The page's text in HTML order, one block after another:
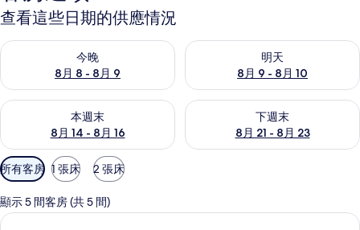
查看這些日期的供應情況
今晚
8月 8 - 8月 9
查看今晚 (8月 8 - 8月 9) 的供應情況
明天
8月 9 - 8月 10
查看明天 (8月 9 - 8月 10) 的供
本週末
8月 14 - 8月 16
查看本週末 (8月 14 - 8月 16) 的供應情況
下週末
8月 21 - 8月 23
查看下週末 (8月 21 - 8月 23)
可
用
的
客
所有客房 1 張床 2 張床
顯示 5 間客房 (共 5 間)